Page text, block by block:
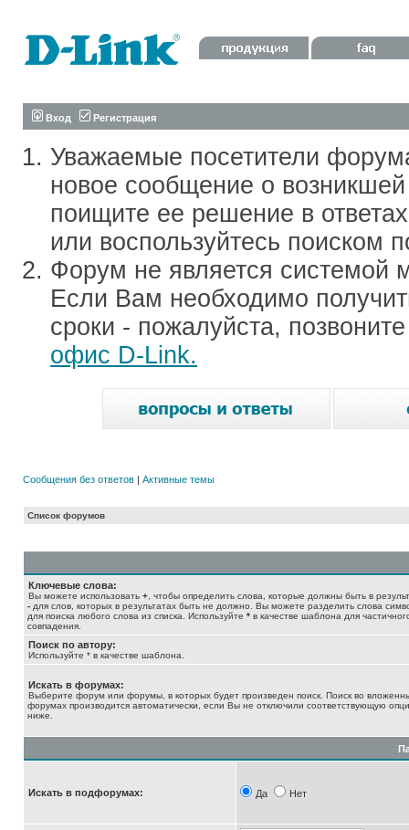
Вход Регистрация
Уважаемые посетители
новое сообщение о
поищите ее решение в
или воспользуйтесь поиском
Форум не является системой
Если Вам необходимо
сроки - пожалуйста,
офис D-Link.
Сообщения без ответов | Активные темы
Список форумов
Ключевые слова:
Вы можете использовать + , чтобы определить слова, которые должны быть в
- для слов, которых в результатах быть не должно. Вы можете разделить слова
для поиска любого слова из списка. Используйте * в качестве шаблона для
совпадения.
Поиск по автору:
Используйте * в качестве шаблона.
Искать в форумах:
Выберите форум или форумы, в которых будет произведен поиск. Поиск во
форумах производится автоматически, если Вы не отключили соответствующую
ниже.
Искать в подфорумах: Да Нет